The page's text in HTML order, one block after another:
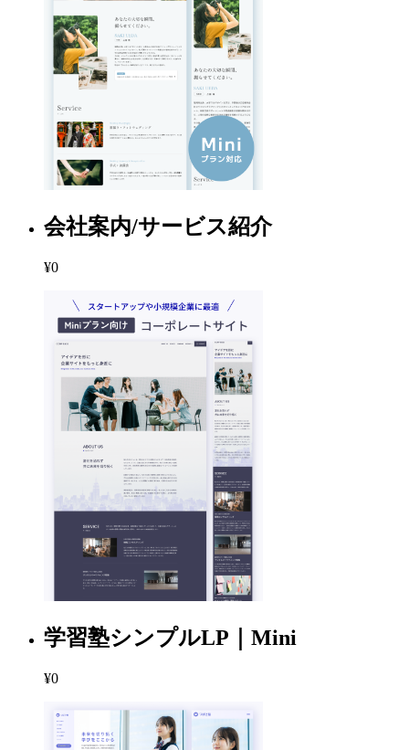
会社案内/サービス紹介
¥0
学習塾シンプルLP｜Mini
¥0